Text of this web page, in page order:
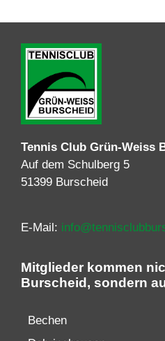
Tennis Club Grün-Weiss
Auf dem Schulberg 5
51399 Burscheid
E-Mail:
Mitglieder kommen
Burscheid, sondern
Bechen